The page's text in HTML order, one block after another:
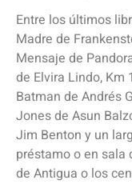
Entre los últimos
Madre de
Mensaje de
de Elvira Lindo, Km
Batman de Andrés
Jones de Asun
Jim Benton y un
préstamo o en
de Antigua o los